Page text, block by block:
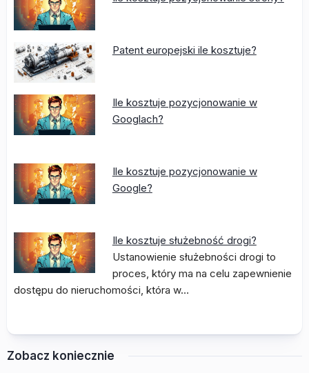
Patent europejski ile kosztuje?
Ile kosztuje pozycjonowanie w
Googlach?
Ile kosztuje pozycjonowanie w
Google?
Ile kosztuje służebność drogi?
Ustanowienie służebności drogi to
proces, który ma na celu zapewnienie
dostępu do nieruchomości, która w…
Zobacz koniecznie